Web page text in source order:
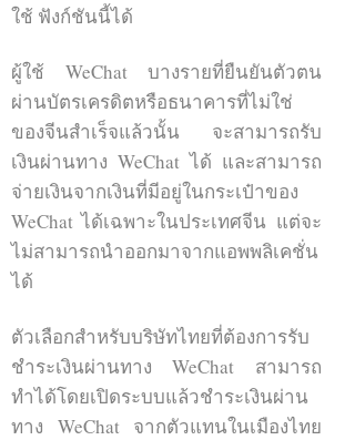
WeChat chat
level up การตลาดจีน wechat การตลาดจีน
wechat wechat official โฆษณาวีแชท WeChat
Advertising WeChat Moment
ใช้ ฟังก์ชันนี้ได้
ผู้ใช้ WeChat บางรายที่ยืนยันตัวตน
ผ่านบัตรเครดิตหรือธนาคารที่ไม่ใช่
ของจีนสำเร็จแล้วนั้น จะสามารถรับ
เงินผ่านทาง WeChat ได้ และสามารถ
จ่ายเงินจากเงินที่มีอยู่ในกระเป๋าของ
WeChat ได้เฉพาะในประเทศจีน แต่จะ
ไม่สามารถนำออกมาจากแอพพลิเคชั่น
ได้
ตัวเลือกสำหรับบริษัทไทยที่ต้องการรับ
ชำระเงินผ่านทาง WeChat สามารถ
ทำได้โดยเปิดระบบแล้วชำระเงินผ่าน
ทาง WeChat จากตัวแทนในเมืองไทย